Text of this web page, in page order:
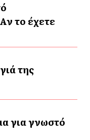
το έχετε
της
για γνωστό